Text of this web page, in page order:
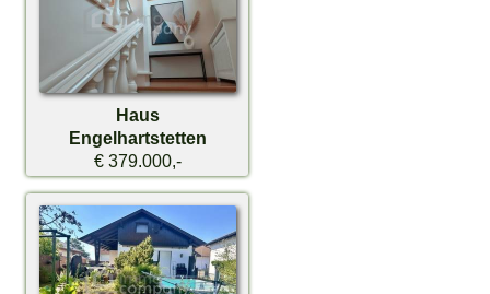
Haus
Engelhartstetten
€ 379.000,-